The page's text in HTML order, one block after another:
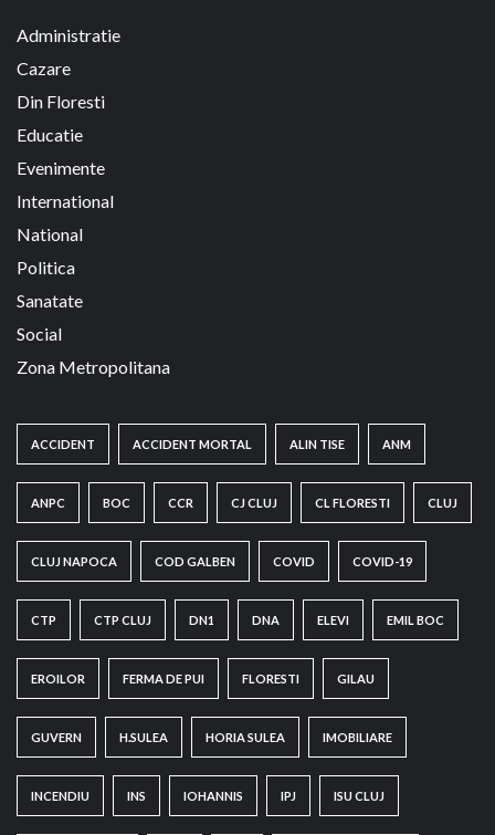
Administratie
Cazare
Din Floresti
Educatie
Evenimente
International
National
Politica
Sanatate
Social
Zona Metropolitana
ACCIDENT ACCIDENT MORTAL ALIN TISE ANM
ANPC BOC CCR CJ CLUJ CL FLORESTI CLUJ
CLUJ NAPOCA COD GALBEN COVID COVID-19
CTP CTP CLUJ DN1 DNA ELEVI EMIL BOC
EROILOR FERMA DE PUI FLORESTI GILAU
GUVERN H.SULEA HORIA SULEA IMOBILIARE
INCENDIU INS IOHANNIS IPJ ISU CLUJ